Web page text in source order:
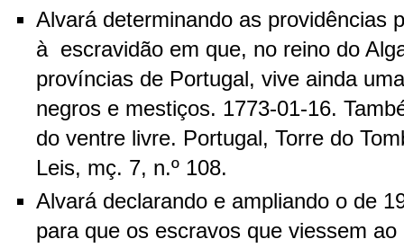
Alvará determinando as providências
à escravidão em que, no reino do
províncias de Portugal, vive ainda
negros e mestiços. 1773-01-16.
do ventre livre. Portugal, Torre do
Leis, mç. 7, n.º 108.
Alvará declarando e ampliando o de
para que os escravos que viessem